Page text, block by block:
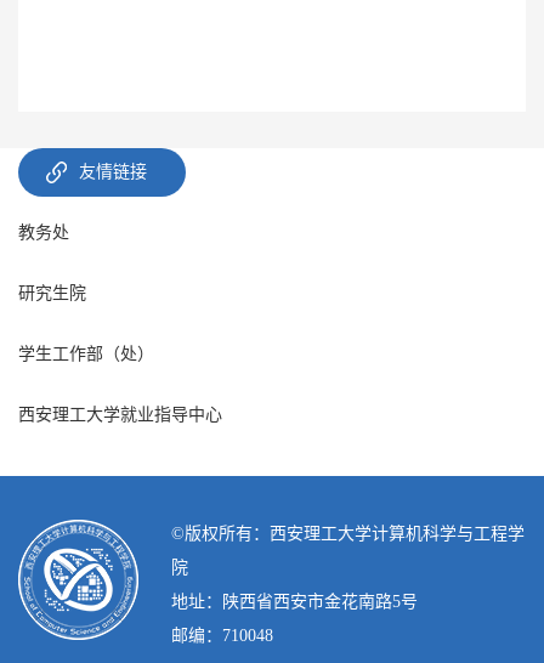
友情链接
教务处
研究生院
学生工作部（处）
西安理工大学就业指导中心
©️版权所有：西安理工大学计算机科学与工程学
院
地址：陕西省西安市金花南路5号
邮编：710048